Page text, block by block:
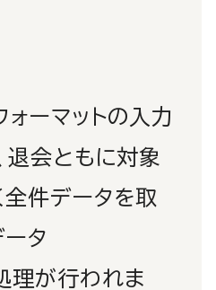
マットの入力
退会ともに対象
件データを取
タ
われま